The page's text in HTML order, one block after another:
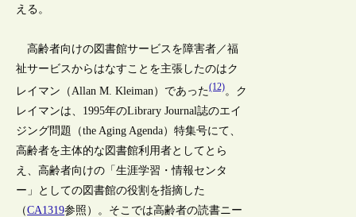
える。
高齢者向けの図書館サービスを障害者／福
祉サービスからはなすことを主張したのはク
レイマン（Allan M. Kleiman）であった(12)。ク
レイマンは、1995年のLibrary Journal誌のエイ
ジング問題（the Aging Agenda）特集号にて、
高齢者を主体的な図書館利用者としてとら
え、高齢者向けの「生涯学習・情報センタ
ー」としての図書館の役割を指摘した
（CA1319参照）。そこでは高齢者の読書ニー